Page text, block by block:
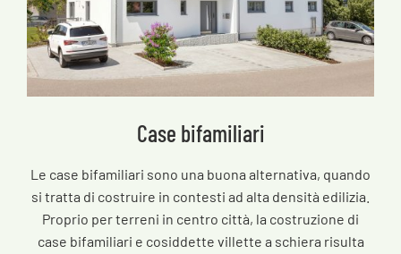
Case bifamiliari
Le case bifamiliari sono una buona alternativa, quando
si tratta di costruire in contesti ad alta densità edilizia.
Proprio per terreni in centro città, la costruzione di
case bifamiliari e cosiddette villette a schiera risulta